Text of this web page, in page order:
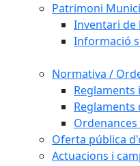
Patrimoni
Inventari de
Informació
Normativa /
Reglaments
Reglaments
Oferta pública
Actuacions i